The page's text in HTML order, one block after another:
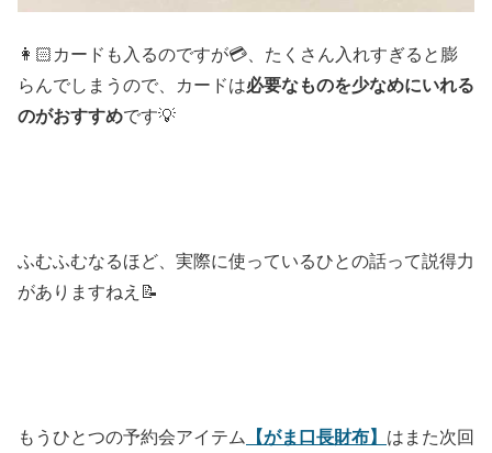
👩🏻カードも入るのですが💳、たくさん入れすぎると膨
らんでしまうので、カードは必要なものを少なめにいれる
のがおすすめです💡
ふむふむなるほど、実際に使っているひとの話って説得力
がありますねえ📝
もうひとつの予約会アイテム 【がま口長財布】 はまた次回